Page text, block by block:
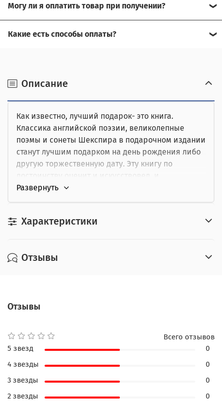
помочь.
наличными при получении,
картой курьеру.
Описание
Как известно, лучший подарок- это книга.
Классика английской поэзии, великолепные
поэмы и сонеты Шекспира в подарочном издании
станут лучшим подарком на день рождения либо
другую торжественную дату. Эту книгу по
преподаватель, и просто читатель. В ней собраны
Произведения посвящены дружбе,
Шекспира волнуют и наших современников
Само издание выполнено на высококачественной
Переплет из натуральной кожи с тиснением.
Характеристики
Отзывы
Отзывы
Всего отзывов
5 звезд
0
4 звезды
0
3 звезды
0
2 звезды
0